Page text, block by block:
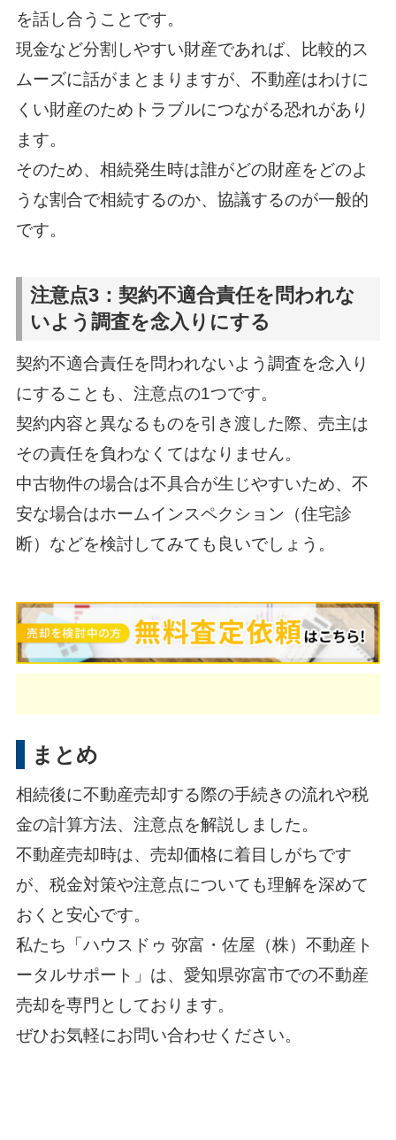
を話し合うことです。
現金など分割しやすい財産であれば、比較的ス
ムーズに話がまとまりますが、不動産はわけに
くい財産のためトラブルにつながる恐れがあり
ます。
そのため、相続発生時は誰がどの財産をどのよ
うな割合で相続するのか、協議するのが一般的
です。
注意点3：契約不適合責任を問われな
いよう調査を念入りにする
契約不適合責任を問われないよう調査を念入り
にすることも、注意点の1つです。
契約内容と異なるものを引き渡した際、売主は
その責任を負わなくてはなりません。
中古物件の場合は不具合が生じやすいため、不
安な場合はホームインスペクション（住宅診
断）などを検討してみても良いでしょう。
まとめ
相続後に不動産売却する際の手続きの流れや税
金の計算方法、注意点を解説しました。
不動産売却時は、売却価格に着目しがちです
が、税金対策や注意点についても理解を深めて
おくと安心です。
私たち「ハウスドゥ 弥富・佐屋（株）不動産ト
ータルサポート」は、愛知県弥富市での不動産
売却を専門としております。
ぜひお気軽にお問い合わせください。